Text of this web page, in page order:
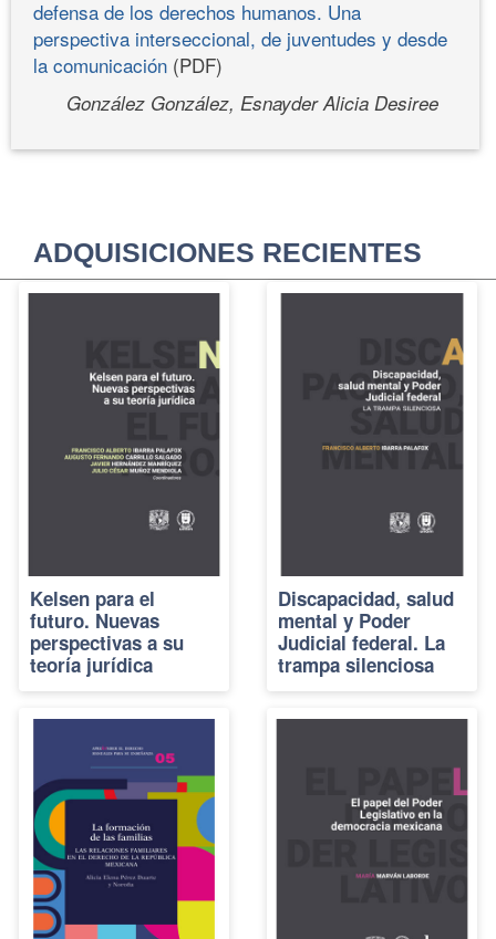
defensa de los derechos humanos. Una
perspectiva interseccional, de juventudes y desde
la comunicación (PDF)
González González, Esnayder Alicia Desiree
ADQUISICIONES RECIENTES
Kelsen para el
futuro. Nuevas
perspectivas a su
teoría jurídica
Discapacidad, salud
mental y Poder
Judicial federal. La
trampa silenciosa